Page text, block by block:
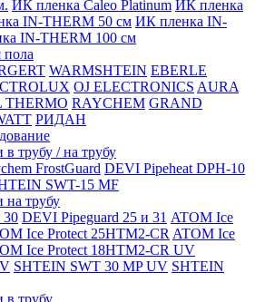
ИК пленка Caleo Platinum ИК пленка
IN-THERM 50 см ИК пленка IN-
IN-THERM 100 см
пола
WARMSHTEIN EBERLE
OJ ELECTRONICS AURA
THERMO RAYCHEM GRAND
РИДАН
в трубу / на трубу
FrostGuard DEVI Pipeheat DPH-10
SWT-15 MF
на трубу
30 DEVI Pipeguard 25 и 31 ATOM Ice
Ice Protect 25HTM2-CR ATOM Ice
Ice Protect 18HTM2-CR UV
SHTEIN SWT 30 MP UV SHTEIN
в трубу